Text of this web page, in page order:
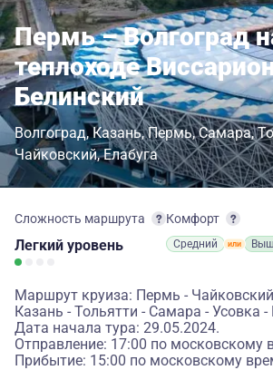
Пермь – Волгоград
теплоходе
Белинский
Волгоград Казань Пермь Самара
Чайковский Елабуга
Сложность маршрута
Легкий уровень
Комфорт
Средний
Маршрут круиза: Пермь - Чайковский
Казань - Тольятти - Самара - Усовка -
Дата начала тура: 29.05.2024.
Отправление: 17:00 по московскому
Прибытие: 15:00 по московскому